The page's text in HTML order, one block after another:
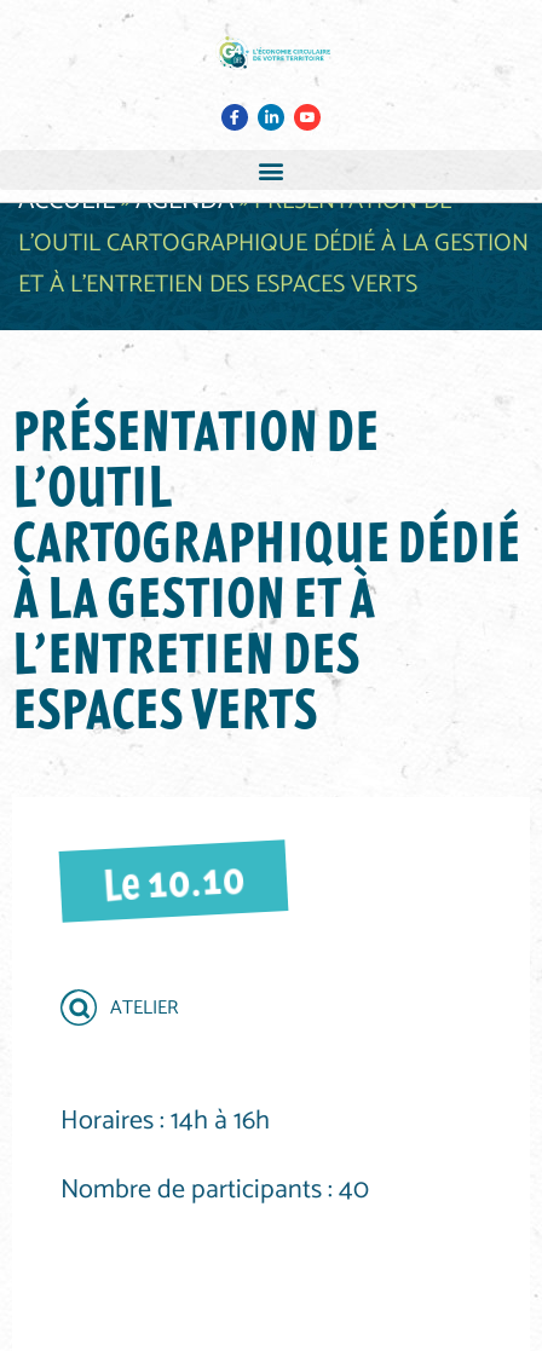
ACCUEIL»AGENDA»PRÉSENTATION DE
L’OUTIL CARTOGRAPHIQUE DÉDIÉ À LA GESTION
ET À L’ENTRETIEN DES ESPACES VERTS
PRÉSENTATION DE
L’OUTIL
CARTOGRAPHIQUE DÉDIÉ
À LA GESTION ET À
L’ENTRETIEN DES
ESPACES VERTS
Le10.10
ATELIER
Horaires :14h à 16h
Nombre de participants :40